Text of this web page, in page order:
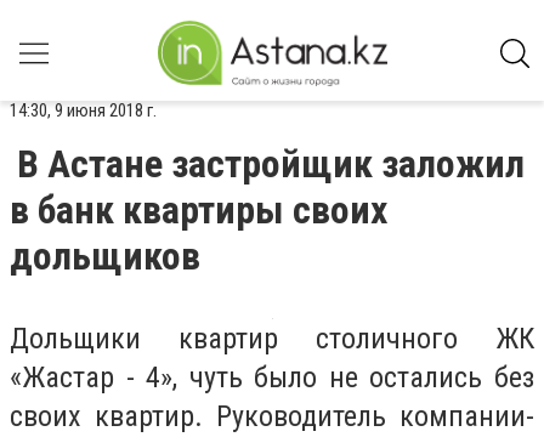
14:30, 9 июня 2018 г.
В Астане застройщик заложил
в банк квартиры своих
дольщиков
Дольщики квартир столичного ЖК
«Жастар - 4», чуть было не остались без
своих квартир. Руководитель компании-